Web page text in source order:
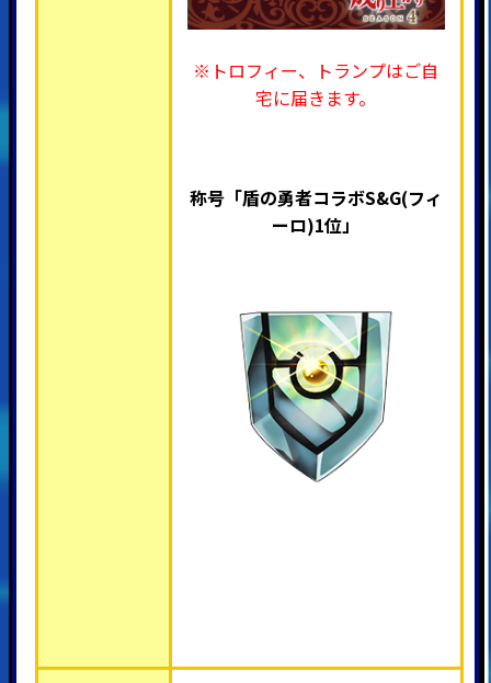
※トロフィー、トランプはご自
宅に届きます。
称号「盾の勇者コラボS&G(フィ
ーロ)1位」